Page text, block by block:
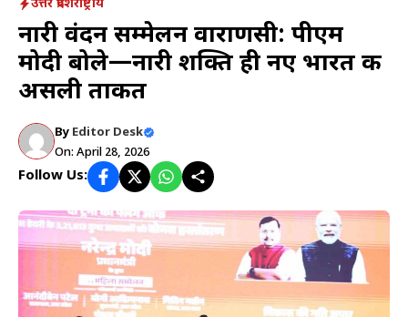
उत्तर प्रदेशराष्ट्रीय
नारी वंदन सम्मेलन वाराणसी: पीएम
मोदी बोले—नारी शक्ति ही नए भारत की
असली ताकत
By Editor Desk
On: April 28, 2026
Follow Us: